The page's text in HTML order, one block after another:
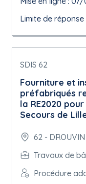
Limite de réponse
SDIS 62
Fourniture et
préfabriqués
la RE2020
Secours de
62 - DROUVIN
Travaux de
Procédure